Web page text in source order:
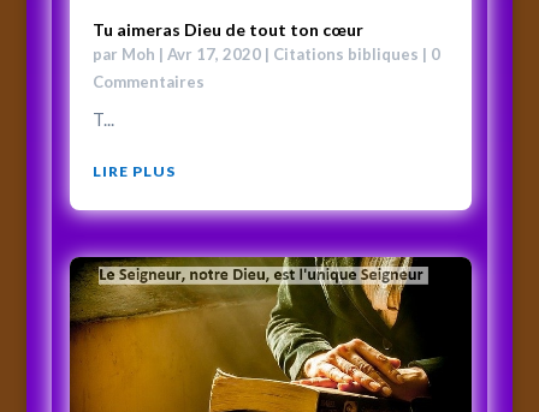
Tu aimeras Dieu de tout ton cœur
par Moh | Avr 17, 2020| Citations bibliques | 0
Commentaires
T...
LIRE PLUS